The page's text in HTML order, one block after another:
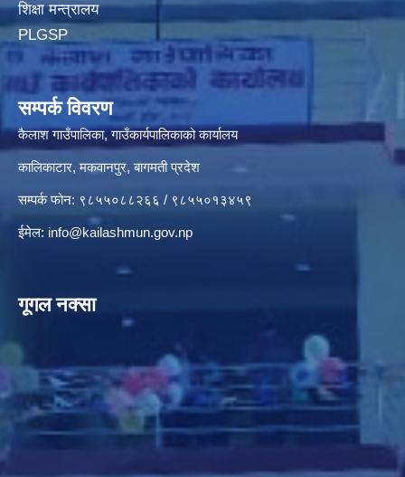
शिक्षा मन्त्रालय
PLGSP
सम्पर्क विवरण
कैलाश गाउँपालिका, गाउँकार्यपालिकाको कार्यालय
कालिकाटार, मकवानपुर, बागमती प्रदेश
सम्पर्क फोन: ९८५५०८८२६६ / ९८५५०१३४५९
ईमेल: info@kailashmun.gov.np
गूगल नक्सा